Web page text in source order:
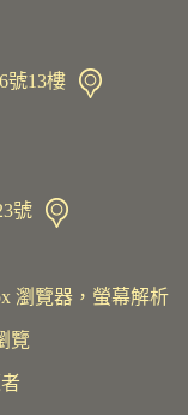
號13樓
號
瀏覽器，螢幕解析
覽